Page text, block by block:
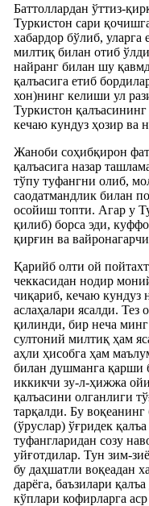
Баттоллардан ўттиз-
Туркистон сари
хабардор бўлиб, уларга
милтиқ билан отиб
найранг билан шу
қалъасига етиб
хон)нинг келиши ул
Туркистон
кечаю кундуз ҳозир ва
Жаноби соҳибқирон
қалъасига назар
тўпу туфангни олиб,
саодатмандлик билан
осойиш топти. Агар у
қилиб) борса эди,
қирғин ва
Қарийб олти ой
чеккасидан нодир
чиқариб, кечаю кундуз
аслаҳалари ясалди.
қилинди, бир неча
султоний милтиқ ҳам
аҳли ҳисобга ҳам
билан душманга қарши
иккикчи зу-л-ҳижжа
қалъасини олганлиги
тарқалди. Бу
(ўруслар) ўғридек
туфангларидан созу
уйғотдилар. Тун зим-
бу даҳшатли воқеадан
дарёга, баъзилари
кўплари кофирларга